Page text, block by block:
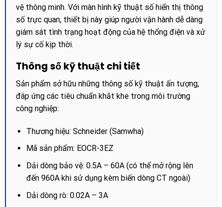
vệ thông minh. Với màn hình kỹ thuật số hiển thị thông
số trực quan, thiết bị này giúp người vận hành dễ dàng
giám sát tình trạng hoạt động của hệ thống điện và xử
lý sự cố kịp thời.
Thông số kỹ thuật chi tiết
Sản phẩm sở hữu những thông số kỹ thuật ấn tượng,
đáp ứng các tiêu chuẩn khắt khe trong môi trường
công nghiệp:
Thương hiệu: Schneider (Samwha)
Mã sản phẩm: EOCR-3EZ
Dải dòng bảo vệ: 0.5A – 60A (có thể mở rộng lên
đến 960A khi sử dụng kèm biến dòng CT ngoài)
Dải dòng rò: 0.02A – 3A